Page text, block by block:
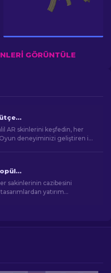
GÖRÜNTÜLE
CS2'da (Her Bütçeye Uygun) En İyi Galil AR Skinleri [2026]
AR skinlerini keşfedin, her
deneyiminizi geliştiren iyi
CS2'deki En Popüler Skinler
sakinlerinin cazibesini
yatırım